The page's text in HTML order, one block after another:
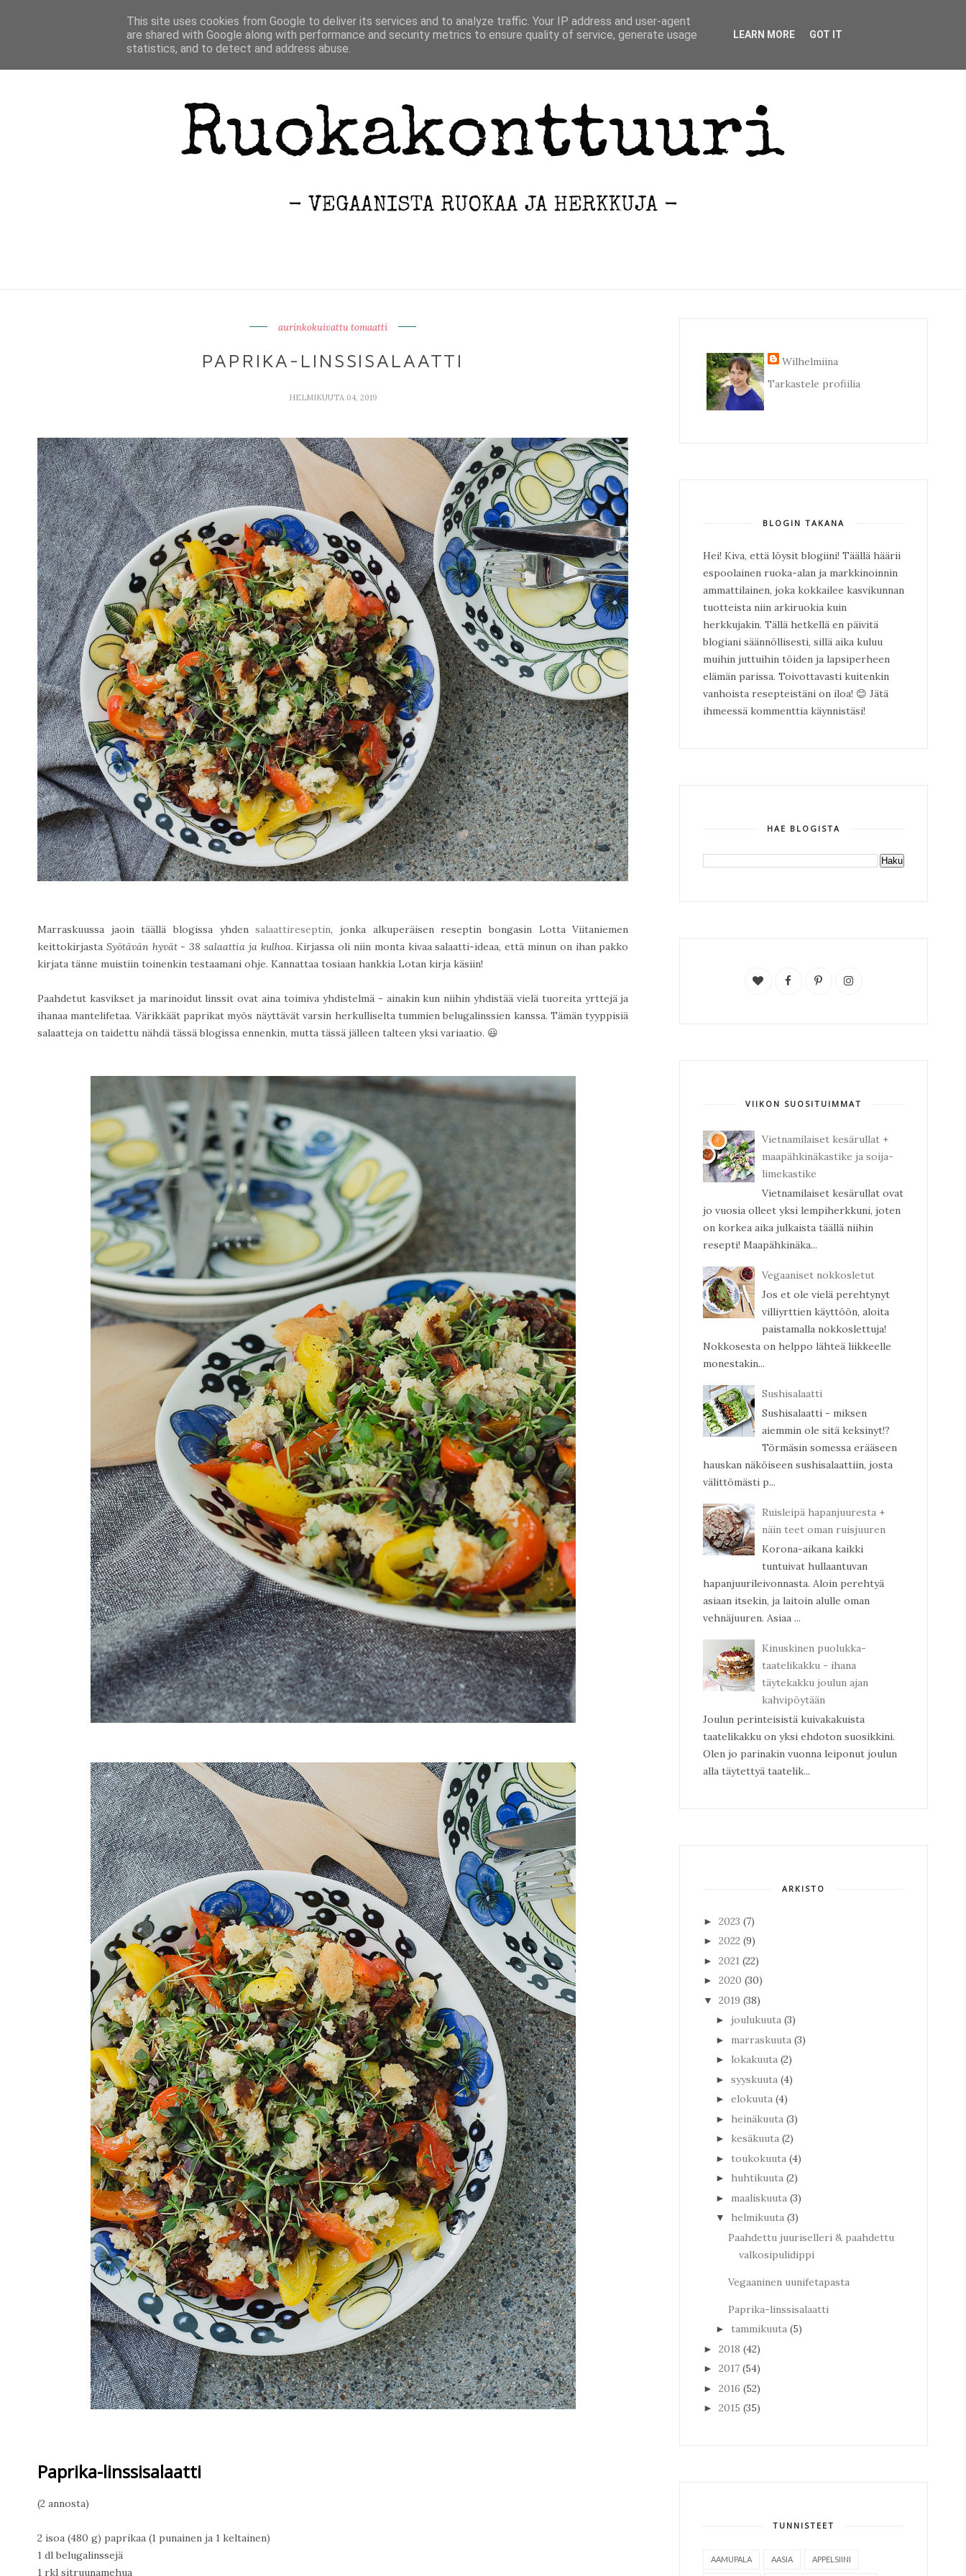
ETUSIVU INFO ARKISTO
aurinkokuivattu tomaatti
PAPRIKA-LINSSISALAATTI
HELMIKUUTA 04, 2019
Marraskuussa jaoin täällä blogissa yhdensalaattireseptin, jonka alkuperäisen reseptin bongasin Lotta Viitaniemen
keittokirjasta Syötävän hyvät - 38 salaattia ja kulhoa. Kirjassa oli niin monta kivaa salaatti-ideaa, että minun on ihan pakko
kirjata tänne muistiin toinenkin testaamani ohje. Kannattaa tosiaan hankkia Lotan kirja käsiin!
Paahdetut kasvikset ja marinoidut linssit ovat aina toimiva yhdistelmä - ainakin kun niihin yhdistää vielä tuoreita yrttejä ja
ihanaa mantelifetaa. Värikkäät paprikat myös näyttävät varsin herkulliselta tummien belugalinssien kanssa. Tämän tyyppisiä
salaatteja on taidettu nähdä tässä blogissa ennenkin, mutta tässä jälleen talteen yksi variaatio. 😃
Paprika-linssisalaatti
(2 annosta)
2 isoa (480 g) paprikaa (1 punainen ja 1 keltainen)
1 dl belugalinssejä
1 rkl sitruunamehua
Wilhelmiina
Tarkastele profiilia
BLOGIN TAKANA
Hei! Kiva, että löysit blogiini! Täällä häärii
espoolainen ruoka-alan ja markkinoinnin
ammattilainen, joka kokkailee kasvikunnan
tuotteista niin arkiruokia kuin
herkkujakin. Tällä hetkellä en päivitä
blogiani säännöllisesti, sillä aika kuluu
muihin juttuihin töiden ja lapsiperheen
elämän parissa. Toivottavasti kuitenkin
vanhoista resepteistäni on iloa! 😊 Jätä
ihmeessä kommenttia käynnistäsi!
HAE BLOGISTA
VIIKON SUOSITUIMMAT
Vietnamilaiset kesärullat +
maapähkinäkastike ja soija-
limekastike
Vietnamilaiset kesärullat ovat
jo vuosia olleet yksi lempiherkkuni, joten
on korkea aika julkaista täällä niihin
resepti! Maapähkinäka...
Vegaaniset nokkosletut
Jos et ole vielä perehtynyt
villiyrttien käyttöön, aloita
paistamalla nokkoslettuja!
Nokkosesta on helppo lähteä liikkeelle
monestakin...
Sushisalaatti
Sushisalaatti - miksen
aiemmin ole sitä keksinyt!?
Törmäsin somessa erääseen
hauskan näköiseen sushisalaattiin, josta
välittömästi p...
Ruisleipä hapanjuuresta +
näin teet oman ruisjuuren
Korona-aikana kaikki
tuntuivat hullaantuvan
hapanjuurileivonnasta. Aloin perehtyä
asiaan itsekin, ja laitoin alulle oman
vehnäjuuren. Asiaa ...
Kinuskinen puolukka-
taatelikakku - ihana
täytekakku joulun ajan
kahvipöytään
Joulun perinteisistä kuivakakuista
taatelikakku on yksi ehdoton suosikkini.
Olen jo parinakin vuonna leiponut joulun
alla täytettyä taatelik...
ARKISTO
► 2023 (7)
► 2022 (9)
► 2021 (22)
► 2020 (30)
▼ 2019 (38)
► joulukuuta (3)
► marraskuuta (3)
► lokakuuta (2)
► syyskuuta (4)
► elokuuta (4)
► heinäkuuta (3)
► kesäkuuta (2)
► toukokuuta (4)
► huhtikuuta (2)
► maaliskuuta (3)
▼ helmikuuta (3)
Paahdettu juuriselleri & paahdettu
valkosipulidippi
Vegaaninen uunifetapasta
Paprika-linssisalaatti
► tammikuuta (5)
► 2018 (42)
► 2017 (54)
► 2016 (52)
► 2015 (35)
TUNNISTEET
AAMUPALA AASIA APPELSIINI
This site uses cookies from Google to deliver its services and to analyze traffic. Your IP address and user-agent
are shared with Google along with performance and security metrics to ensure quality of service, generate usage
statistics, and to detect and address abuse.
LEARN MORE GOT IT